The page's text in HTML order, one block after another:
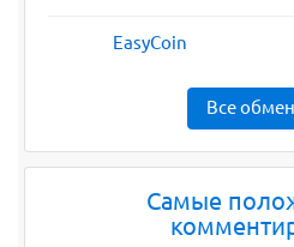
EasyCoin
Все
Самые